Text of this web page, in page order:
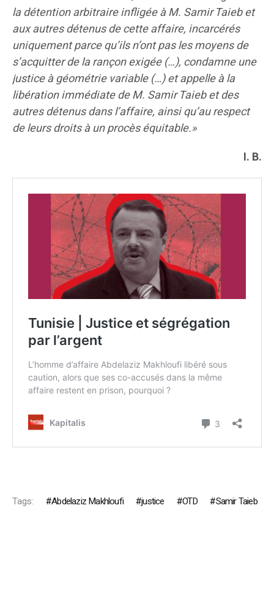
la détention arbitraire infligée à M. Samir Taieb et
aux autres détenus de cette affaire, incarcérés
uniquement parce qu’ils n’ont pas les moyens de
s’acquitter de la rançon exigée (…), condamne une
justice à géométrie variable (…) et appelle à la
libération immédiate de M. Samir Taieb et des
autres détenus dans l’affaire, ainsi qu’au respect
de leurs droits à un procès équitable.»
I. B.
Tags: Abdelaziz Makhloufi justice OTD Samir Taieb